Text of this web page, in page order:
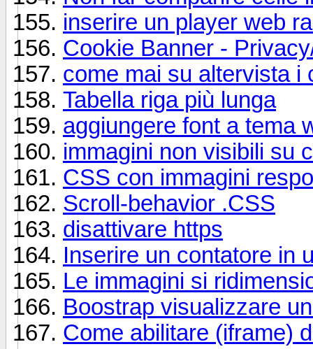
inserire un player web
Cookie Banner -
come mai su altervista i
Tabella riga più lunga
aggiungere font a tema
immagini non visibili su
CSS con immagini
Scroll-behavior .CSS
disattivare https
Inserire un contatore in
Le immagini si
Boostrap visualizzare
Come abilitare (iframe)